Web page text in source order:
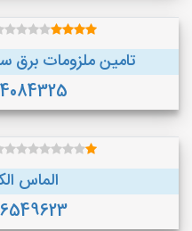
تامین ملزومات برق
الماس